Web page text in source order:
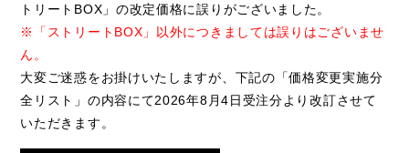
トリートBOX」の改定価格に誤りがございました。
※「ストリートBOX」以外につきましては誤りはございませ
ん。
大変ご迷惑をお掛けいたしますが、下記の「価格変更実施分
全リスト」の内容にて2026年8月4日受注分より改訂させて
いただきます。